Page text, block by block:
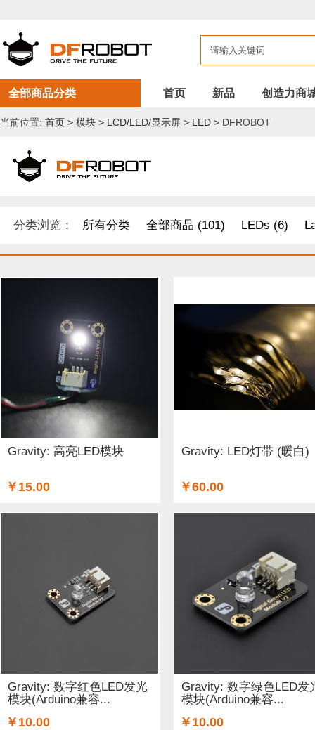
全部商品分类 首页 新品 创造力商
当前位置: 首页 > 模块 > LCD/LED/显示屏 > LED > DFROBOT
分类浏览： 所有分类 全部商品 (101) LEDs (6)
电缆&电线 (1) 温湿度传感器 (37) DF纪念
结构件 (12) 键盘 (5) 液体传感器 (17)
3G/4G/5G (1) IO 扩展板 (75) Arduino 套件 (7) 声音
电源模块 (19) 外壳&保护套 (9) 柔性传感器 (3) 电
加速度传感器 (32) LattePanda (1) 直流电机驱动器
其他开发板 (9) 编码器
电容 (1) 直流电机 (19) 电位计 (4) 锂电池 (2) 运
其他电子器件 (5) 其他线材 (15)
无线电（射频） (4) GSM/GPRS/GPS (1) 开关和按钮
空气传感器 (62) 促销 (1) 适配器和连
Gravity: 高亮LED模块
￥15.00
Gravity: LED灯带 (暖白)
￥60.00
Gravity: 数字红色LED发光
模块(Arduino兼容...
￥10.00
Gravity: 数字绿色LED发
模块(Arduino兼容...
￥10.00